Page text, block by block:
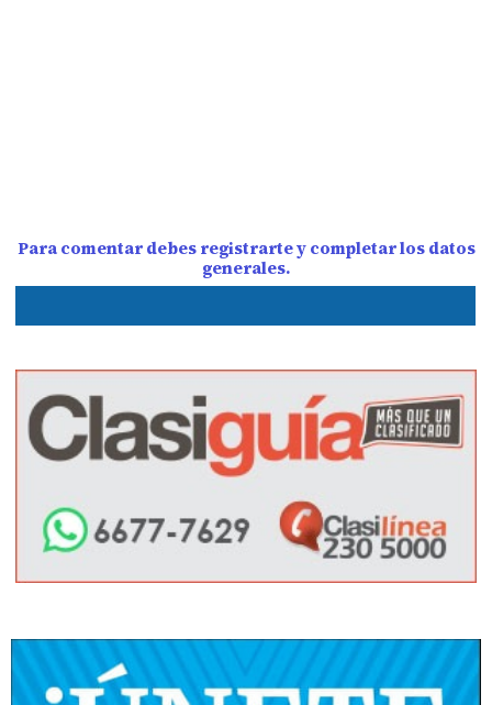
Para comentar debes registrarte y completar los datos
generales.